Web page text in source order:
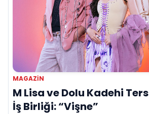
MAGAZIN
M Lisa ve Dolu Kadehi
İş Birliği: “Vişne”